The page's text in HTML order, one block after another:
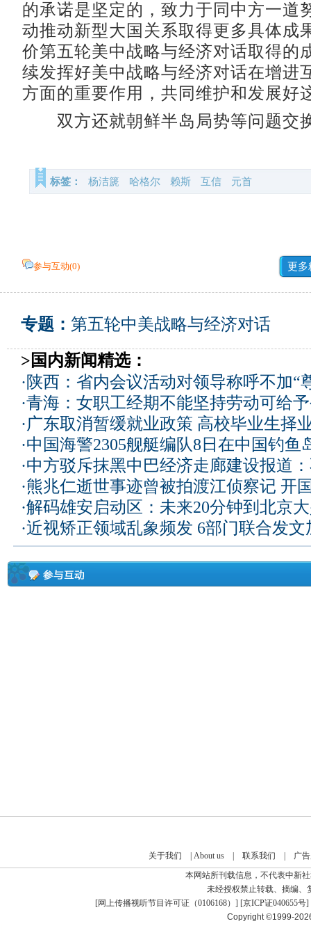
的承诺是坚定的，致力于同中方一道
动推动新型大国关系取得更多具体成
价第五轮美中战略与经济对话取得的
续发挥好美中战略与经济对话在增进
方面的重要作用，共同维护和发展好
双方还就朝鲜半岛局势等问题交
标签： 杨洁篪 哈格尔 赖斯 互信 元首
参与互动(0) 更多
专题： 第五轮中美战略与经济对话
>国内新闻精选：
· 陕西：省内会议活动对领导称呼不加“
·青海：女职工经期不能坚持劳动可给
·广东取消暂缓就业政策 高校毕业生择
·中国海警2305舰艇编队8日在中国钓鱼
·中方驳斥抹黑中巴经济走廊建设报道
·熊兆仁逝世事迹曾被拍渡江侦察记 开
·解码雄安启动区：未来20分钟到北京
·近视矫正领域乱象频发 6部门联合发文
关于我们 About us| 联系我们
广
本网站所刊载信息，不代表中新
未经授权禁止转载、摘编、
[网上传播视听节目许可证（0106168） ] [京ICP证040655号]
Copyright ©1999-